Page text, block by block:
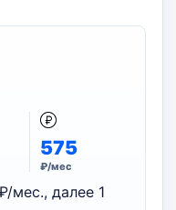
575
₽/мес
мес., далее 1